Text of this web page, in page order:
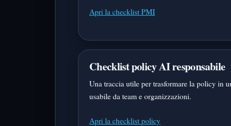
Apri la checklist PMI
Checklist policy AI responsabile
Una traccia utile per trasformare la policy in
usabile da team e organizzazioni.
Apri la checklist policy